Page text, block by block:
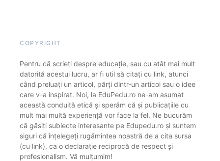
COPYRIGHT
Pentru că scrieți despre educație, sau cu atât mai mult
datorită acestui lucru, ar fi util să citați cu link, atunci
când preluați un articol, părți dintr-un articol sau o idee
care v-a inspirat. Noi, la EduPedu.ro ne-am asumat
această conduită etică și sperăm că și publicațiile cu
mult mai multă experiență vor face la fel. Ne bucurăm
că găsiți subiecte interesante pe Edupedu.ro și suntem
siguri că înțelegeți rugămintea noastră de a cita sursa
(cu link), ca o declarație reciprocă de respect și
profesionalism. Vă mulțumim!